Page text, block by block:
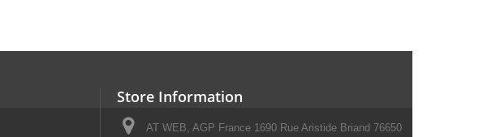
Store Information
AT WEB, AGP France 1690 Rue Aristide Briand 76650